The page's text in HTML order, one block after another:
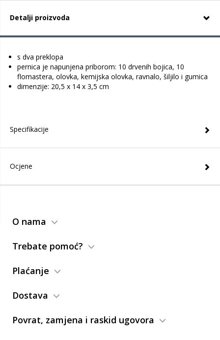
Detalji proizvoda
s dva preklopa
pernica je napunjena priborom: 10 drvenih bojica, 10
flomastera, olovka, kemijska olovka, ravnalo, šiljilo i gumica
dimenzije: 20,5 x 14 x 3,5 cm
Specifikacije
Ocjene
O nama
Trebate pomoć?
Plaćanje
Dostava
Povrat, zamjena i raskid ugovora